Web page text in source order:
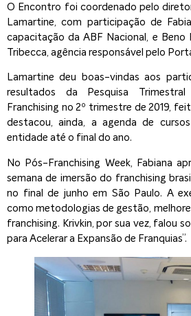
O Encontro foi coordenado pelo
Lamartine, com participação de
capacitação da ABF Nacional, e Beno
Tribecca, agência responsável pelo
Lamartine deu boas-vindas aos
resultados da Pesquisa
Franchising no 2º trimestre de 2019,
destacou, ainda, a agenda de
entidade até o final do ano.
No Pós-Franchising Week, Fabiana
semana de imersão do franchising
no final de junho em São Paulo. A
como metodologias de gestão,
franchising. Krivkin, por sua vez, falou
para Acelerar a Expansão de Franquias”.